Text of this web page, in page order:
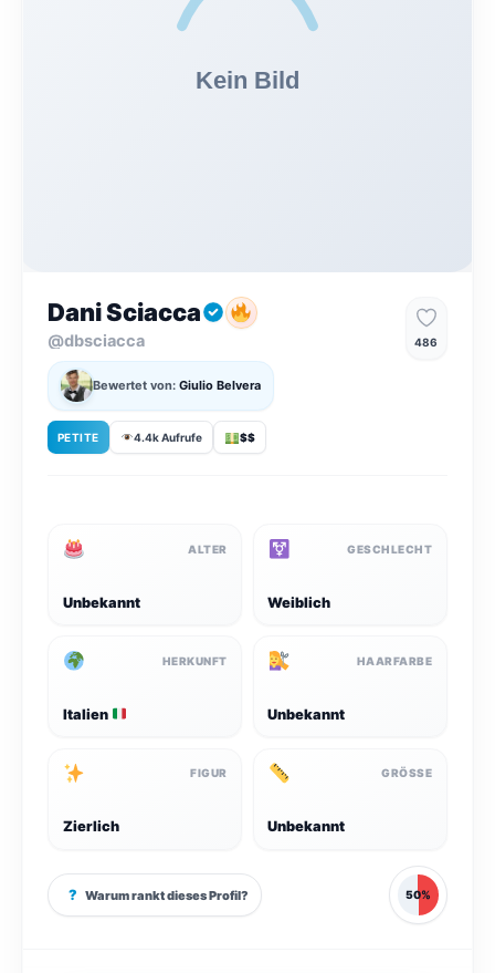
Dani Sciacca
@dbsciacca
Bewertet von: Giulio Belvera
PETITE 4.4k Aufrufe $$
486
ALTER
Unbekannt
GESCHLECHT
Weiblich
HERKUNFT
Italien
HAARFARBE
Unbekannt
FIGUR
Zierlich
GRÖSSE
Unbekannt
? Warum rankt dieses Profil? 50%